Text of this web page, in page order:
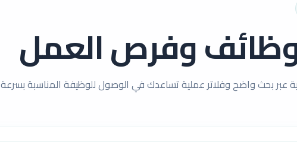
وفرص العمل
عبر بحث واضح وفلاتر عملية تساعدك في الوصول للوظيفة المناسبة بسرعة